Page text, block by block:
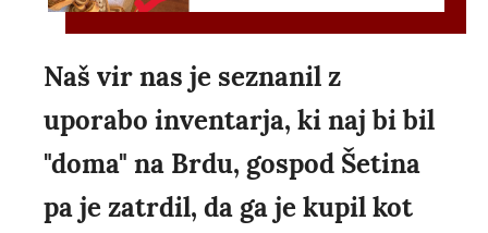
Naš vir nas je seznanil z
uporabo inventarja, ki naj bi bil
"doma" na Brdu, gospod Šetina
pa je zatrdil, da ga je kupil kot